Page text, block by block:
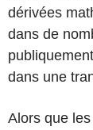
dérivées
dans de
dans une
Alors que